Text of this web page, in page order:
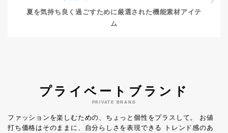
夏を気持ち良く過ごすために 厳選された機能素材アイテ
ム
プライベートブランド
PRIVATE BRAND
ファッションを楽しむための、ちょっと個性をプラスして。
お値
打ち価格はそのままに、自分らしさを表現できる
トレンド感のあ